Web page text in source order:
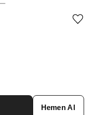
Hemen Al